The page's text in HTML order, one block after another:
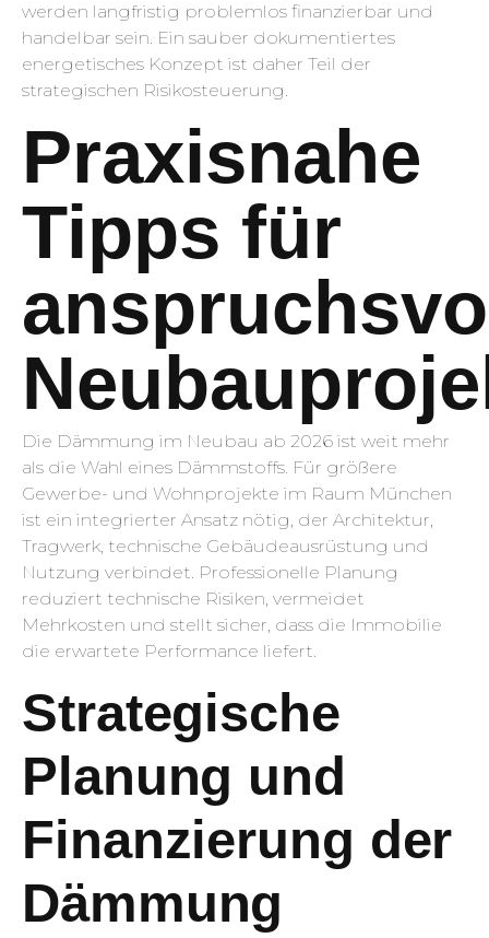
werden langfristig problemlos finanzierbar und
handelbar sein. Ein sauber dokumentiertes
energetisches Konzept ist daher Teil der
strategischen Risikosteuerung.
Praxisnahe
Tipps für
Die Dämmung im Neubau ab 2026 ist weit mehr
als die Wahl eines Dämmstoffs. Für größere
Gewerbe- und Wohnprojekte im Raum München
ist ein integrierter Ansatz nötig, der Architektur,
Tragwerk, technische Gebäudeausrüstung und
Nutzung verbindet. Professionelle Planung
reduziert technische Risiken, vermeidet
Mehrkosten und stellt sicher, dass die Immobilie
die erwartete Performance liefert.
Strategische
Planung und
Finanzierung der
Dämmung